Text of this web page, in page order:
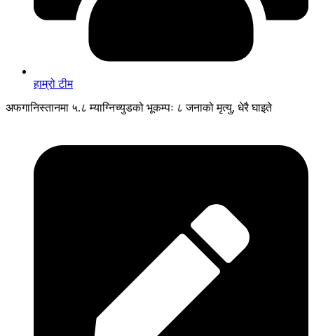
हाम्रो टीम
अफगानिस्तानमा ५.८ म्याग्निच्युडको भूकम्पः ८ जनाको मृत्यु, धेरै घाइते